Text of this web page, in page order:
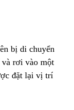
bị di chuyển
và rơi vào một
đặt lại vị trí